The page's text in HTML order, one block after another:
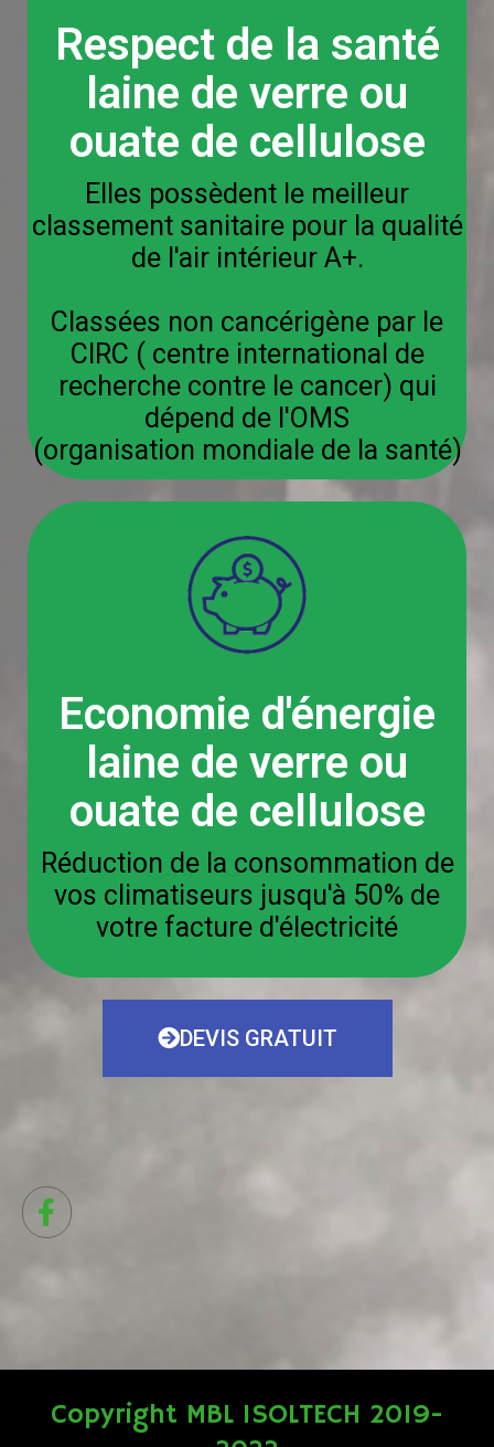
Respect de la santé
laine de verre ou
ouate de cellulose
Elles possèdent le meilleur
classement sanitaire pour la qualité
de l'air intérieur A+.
Classées non cancérigène par le
CIRC ( centre international de
recherche contre le cancer) qui
dépend de l'OMS
(organisation mondiale de la santé)
Economie d'énergie
laine de verre ou
ouate de cellulose
Réduction de la consommation de
vos climatiseurs jusqu'à 50% de
votre facture d'électricité
DEVIS GRATUIT
Copyright MBL ISOLTECH 2019-